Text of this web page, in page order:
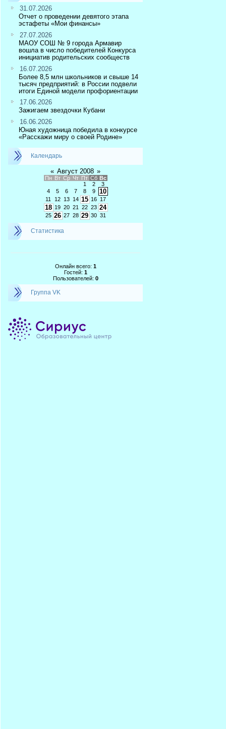
31.07.2026
Отчет о проведении девятого этапа
эстафеты «Мои финансы»
27.07.2026
МАОУ СОШ № 9 города Армавир
вошла в число победителей Конкурса
инициатив родительских сообществ
16.07.2026
Более 8,5 млн школьников и свыше 14
тысяч предприятий: в России подвели
итоги Единой модели профориентации
17.06.2026
Зажигаем звездочки Кубани
16.06.2026
Юная художница победила в конкурсе
«Расскажи миру о своей Родине»
Календарь
« Август 2008 »
Пн Вт Ср Чт Пт Сб Вс
1
2
3
4
5 6 7 8 9 10
11 12 13 14 15 16 17
18 19 20 21 22 23 24
25 26 27 28 29 30 31
Статистика
Онлайн всего: 1
Гостей: 1
Пользователей: 0
Группа VK